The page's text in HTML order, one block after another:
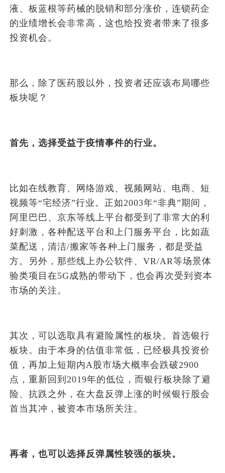
液、板蓝根等药械的脱销和部分涨价，连锁药企
的业绩增长会非常高，这也给投资者带来了很多
投资机会。
那么，除了医药股以外，投资者还应该布局哪些
板块呢？
首先，选择受益于疫情事件的行业。
比如在线教育、网络游戏、视频网站、电商、短
视频等“宅经济”行业。正如2003年“非典”期间，
阿里巴巴、京东等线上平台都受到了非常大的利
好刺激，各种配送平台和上门服务平台，比如蔬
菜配送，清洁/搬家等各种上门服务，都是受益
方。另外，那些线上办公软件、VR/AR等场景体
验类项目在5G成熟的带动下，也会再次受到资本
市场的关注。
其次，可以选取具有避险属性的板块。首选银行
板块。由于本身的估值非常低，已经极具投资价
值，再加上短期内A股市场大概率会跌破2900
点，重新回到2019年的低位，而银行板块除了避
险、抗跌之外，在大盘反弹上涨的时候银行股会
首当其冲，被资本市场所关注。
再者，也可以选择反弹属性较强的板块。